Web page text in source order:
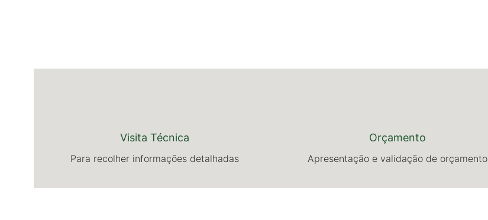
Visita Técnica
Para recolher informações detalhadas
Orçamento
Apresentação e validação de orçamento